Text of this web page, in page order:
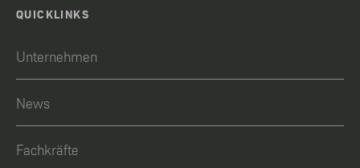
QUICKLINKS
Unternehmen
News
Fachkräfte